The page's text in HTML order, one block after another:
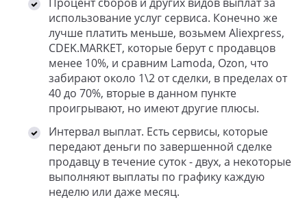
использование услуг сервиса. Конечно же
лучше платить меньше, возьмем Aliexpress,
CDEK.MARKET, которые берут с продавцов
менее 10%, и сравним Lamoda, Ozon, что
забирают около 1\2 от сделки, в пределах от
40 до 70%, вторые в данном пункте
проигрывают, но имеют другие плюсы.
Интервал выплат. Есть сервисы, которые
передают деньги по завершенной сделке
продавцу в течение суток - двух, а некоторые
выполняют выплаты по графику каждую
неделю или даже месяц.